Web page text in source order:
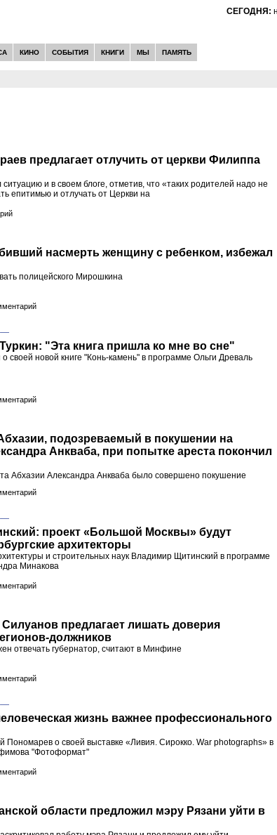
СЕГОДНЯ:
КИНО СОБЫТИЯ КНИГИ МЫ ПАМЯТЬ
предлагает отлучить от церкви Филиппа
и в своем блоге, отметив, что «таких родителей надо не
епитимью и отлучать от Церкви на
насмерть женщину с ребенком, избежал
полицейского Мирошкина
—
"Эта книга пришла ко мне во сне"
своей новой книге "Конь-камень" в программе Ольги Древаль
подозреваемый в покушении на
Анкваба, при попытке ареста покончил
Абхазии Александра Анкваба было совершено покушение
—
проект «Большой Москвы» будут
архитекторы
и строительных наук Владимир Щитинский в программе
Минакова
предлагает лишать доверия
должников
отвечать губернатор, считают в Минфине
—
жизнь важнее профессионального
Пономарев о своей выставке «Ливия. Сирокко. War photographs» в
"Фотоформат"
области предложил мэру Рязани уйти в